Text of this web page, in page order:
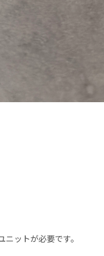
ットが必要です。